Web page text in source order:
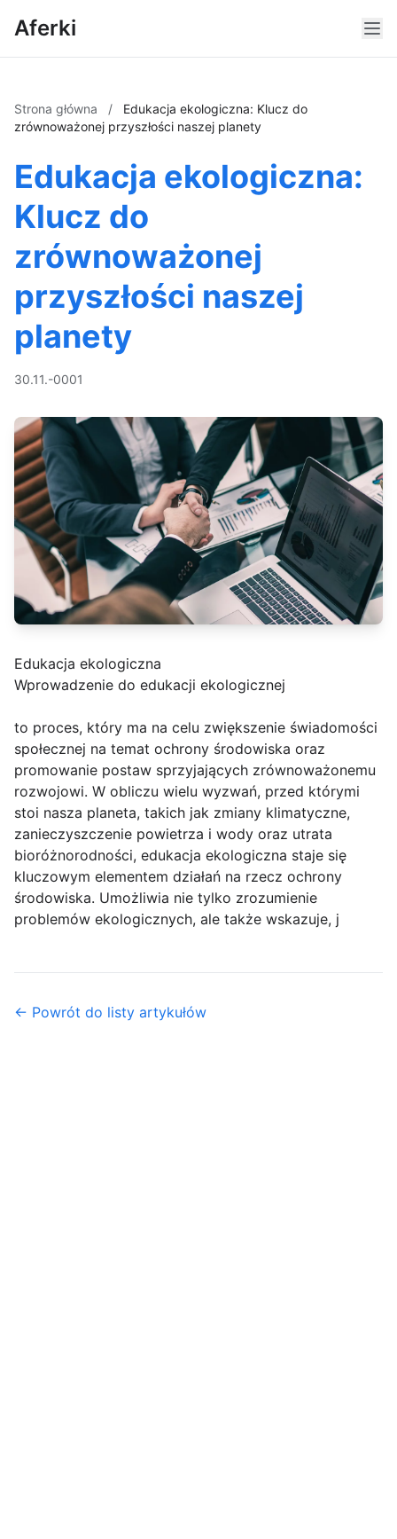
Aferki
Strona główna /
Edukacja ekologiczna: Klucz do
zrównoważonej przyszłości naszej planety
Edukacja ekologiczna:
Klucz do
zrównoważonej
przyszłości naszej
planety
30.11.-0001
Edukacja ekologiczna
Wprowadzenie do edukacji ekologicznej
to proces, który ma na celu zwiększenie świadomości
społecznej na temat ochrony środowiska oraz
promowanie postaw sprzyjających zrównoważonemu
rozwojowi. W obliczu wielu wyzwań, przed którymi
stoi nasza planeta, takich jak zmiany klimatyczne,
zanieczyszczenie powietrza i wody oraz utrata
bioróżnorodności, edukacja ekologiczna staje się
kluczowym elementem działań na rzecz ochrony
środowiska. Umożliwia nie tylko zrozumienie
problemów ekologicznych, ale także wskazuje, j
← Powrót do listy artykułów